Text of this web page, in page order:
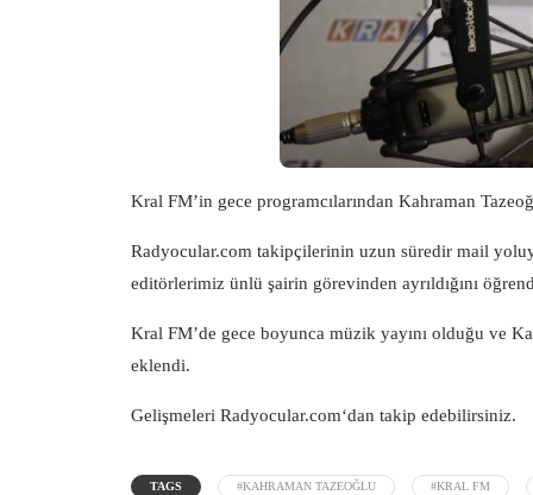
Kral FM’in gece programcılarından Kahraman
Radyocular.com takipçilerinin uzun süredir mail
editörlerimiz ünlü şairin görevinden ayrıldığını
Kral FM’de gece boyunca müzik yayını olduğu ve
eklendi.
Gelişmeleri Radyocular.com‘dan takip edebilirsiniz.
TAGS #KAHRAMAN TAZEOĞLU #KRAL FM